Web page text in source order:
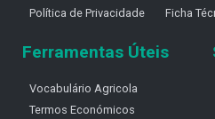
Política de Privacidade
Ficha
Ferramentas Úteis
Vocabulário Agricola
Termos Económicos